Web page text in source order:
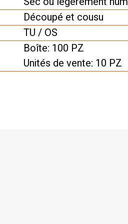
Découpé et cousu
TU / OS
Boîte: 100 PZ
Unités de vente: 10 PZ